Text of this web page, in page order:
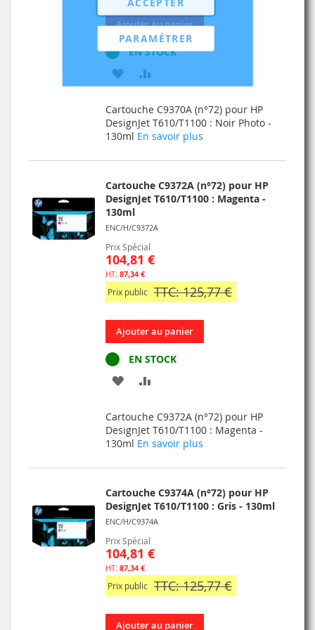
PARAMÉTRER
Ajouter au panier
EN STOCK
AJOUTER
MA
COMPARATEUR
Cartouche C9370A (n°72) pour HP
DesignJet T610/T1100 : Noir Photo -
130ml En savoir plus
Cartouche C9372A (n°72) pour HP
DesignJet T610/T1100 : Magenta -
130ml
ENC/H/C9372A
Prix Spécial
104,81 €
87,34 €
Prix public TTC: 125,77 €
Ajouter au panier
EN STOCK
AJOUTER
MA
COMPARATEUR
Cartouche C9372A (n°72) pour HP
DesignJet T610/T1100 : Magenta -
130ml En savoir plus
Cartouche C9374A (n°72) pour HP
DesignJet T610/T1100 : Gris - 130ml
ENC/H/C9374A
Prix Spécial
104,81 €
87,34 €
Prix public TTC: 125,77 €
Ajouter au panier